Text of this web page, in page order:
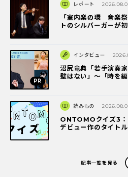
レポート
「室内楽の環 音楽
トのシルバーガーが
インタビュー
沼尻竜典「若手演奏
壁はない」～「時を
読みもの
ONTOMOクイズ3：
デビュー作のタイトル
記事一覧を見る